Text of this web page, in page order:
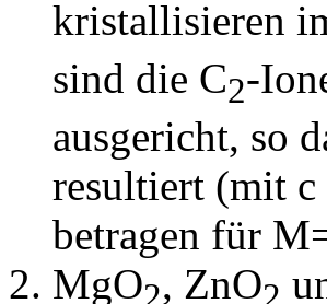
kristallisieren
sind die C2-
ausgericht, so
resultiert (mit
betragen für
MgO2, ZnO2